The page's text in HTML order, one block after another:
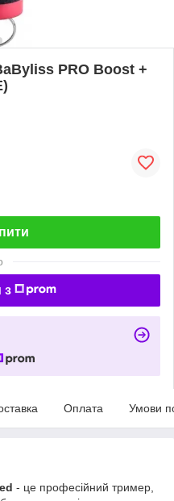
PRO Boost +
з
Оплата Умови
- це професійний тример,